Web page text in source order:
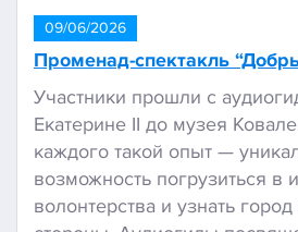
09/06/2026
Променад-спектакль
Участники прошли с
Екатерине II до музея
каждого такой опыт —
возможность погрузиться в
волонтерства и узнать